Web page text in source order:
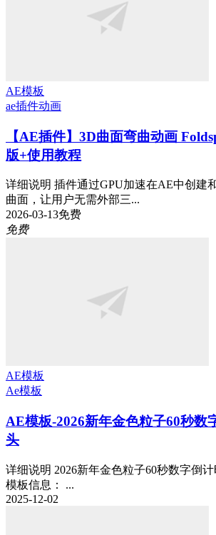
AE模板
ae插件动画
【AE插件】3D曲面弯曲动画
版+使用教程
详细说明 插件通过GPU加速在AE中创建
曲面，让用户无需外部三...
2026-03-13免费
免费
AE模板
Ae模板
AE模板-2026新年金色粒子60秒数
头
详细说明 2026新年金色粒子60秒数字倒
模板信息： ...
2025-12-02